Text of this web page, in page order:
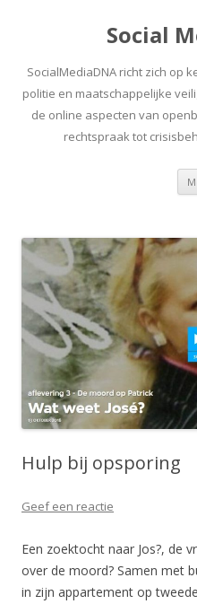
Social
SocialMediaDNA richt zich op
politie en maatschappelijke
de online aspecten van
rechtspraak tot
Hulp bij opsporing
Geef een reactie
Een zoektocht naar Jos?, de
over de moord? Samen met
in zijn appartement op